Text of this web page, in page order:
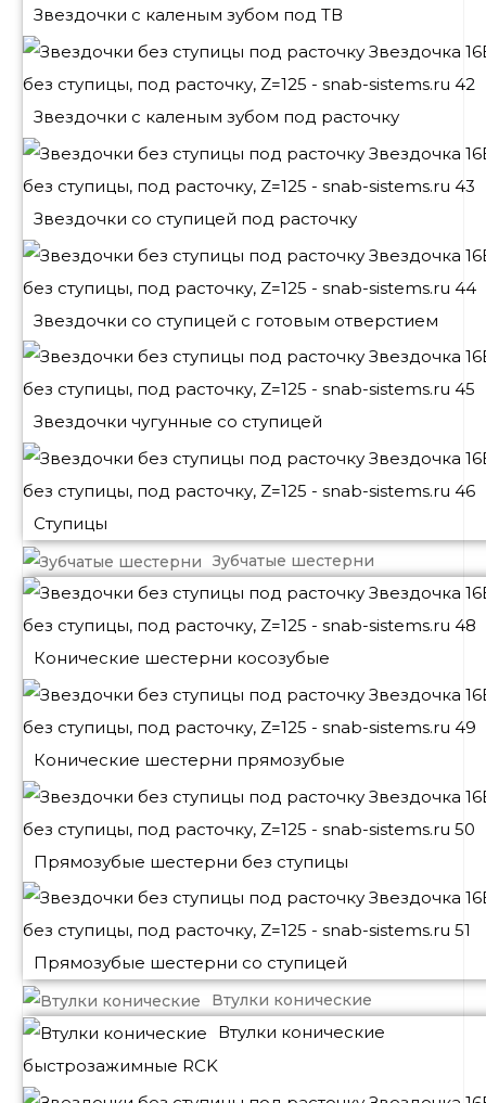
Звездочки с каленым зубом под ТВ
Звездочки с каленым зубом под расточку
Звездочки со ступицей под расточку
Звездочки со ступицей с готовым отверстием
Звездочки чугунные со ступицей
Ступицы
Зубчатые шестерни
Конические шестерни косозубые
Конические шестерни прямозубые
Прямозубые шестерни без ступицы
Прямозубые шестерни со ступицей
Втулки конические
Втулки конические
быстрозажимные RCK